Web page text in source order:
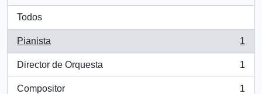
Todos
Pianista
, 1 resultados
1
Director de Orquesta
, 1 resultados
1
Compositor 1